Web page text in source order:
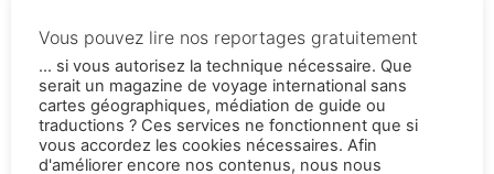
flux détendu de conduite et d’être conduit,
est encore loin.
Permalien de la version originale en allemand
https://tellerrandstories.de/reiseatlas/laender/t
Vous pouvez lire nos reportages gratuitement
... si vous autorisez la technique nécessaire. Que
serait un magazine de voyage international sans
cartes géographiques, médiation de guide ou
traductions ? Ces services ne fonctionnent que si
vous accordez les cookies nécessaires. Afin
d'améliorer encore nos contenus, nous nous